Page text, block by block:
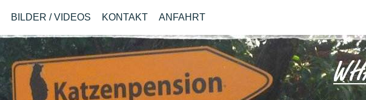
BILDER / VIDEOS KONTAKT ANFAHRT